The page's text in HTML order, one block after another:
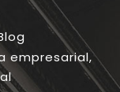
empresarial,